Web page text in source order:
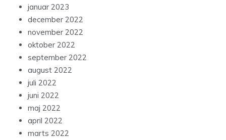
januar 2023
december 2022
november 2022
oktober 2022
september 2022
august 2022
juli 2022
juni 2022
maj 2022
april 2022
marts 2022